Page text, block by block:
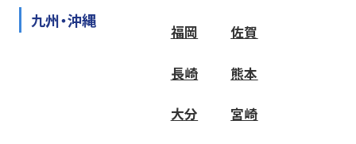
九州・沖縄
福岡 佐賀
長崎 熊本
大分 宮崎